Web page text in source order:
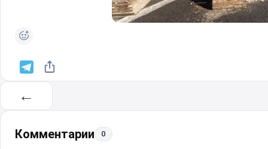
←
Комментарии 0